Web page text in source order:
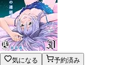
気になる 予約済み